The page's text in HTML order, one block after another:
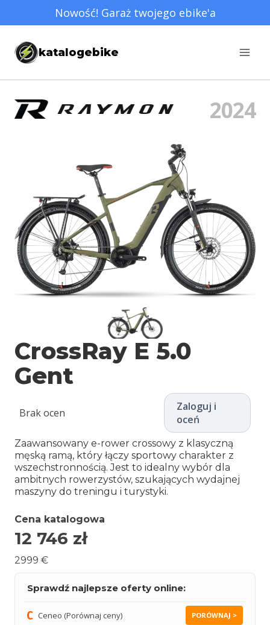
do
treści
Nowość! Garaż twojego ebike'a
katalogebike
2024
CrossRay E 5.0
Gent
Brak ocen
Zaloguj i
oceń
Zaawansowany e-rower crossowy z klasyczną
męską ramą, który łączy sportowy charakter z
wszechstronnością. Jest to idealny wybór dla
ambitnych rowerzystów, szukających wydajnej
maszyny do treningu i turystyki.
Cena katalogowa
12 746 zł
2999 €
Sprawdź najlepsze oferty online:
Ceneo (Porównaj ceny) PORÓWNAJ >